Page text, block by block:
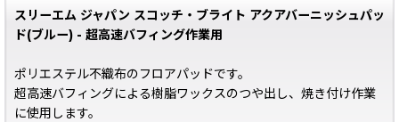
スリーエム ジャパン スコッチ・ブライト アクアバーニッシュパッ
ド(ブルー) - 超高速バフィング作業用
ポリエステル不織布のフロアパッドです。
超高速バフィングによる樹脂ワックスのつや出し、焼き付け作業
に使用します。